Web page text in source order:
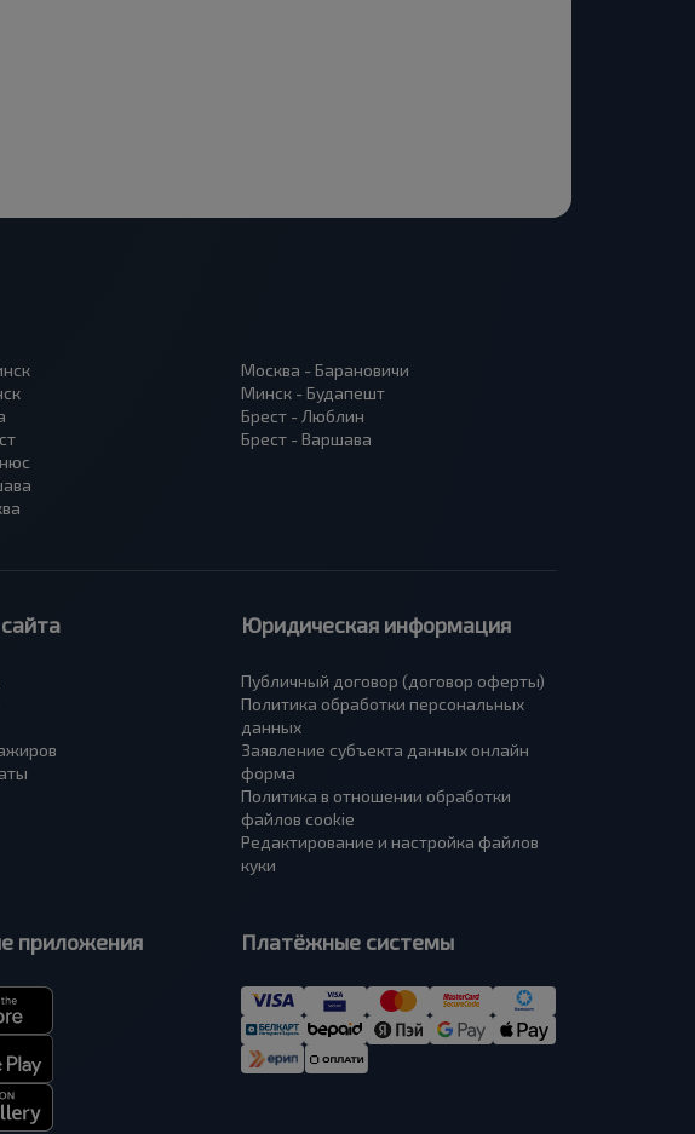
Москва - Барановичи
Минск - Будапешт
Брест - Люблин
Брест - Варшава
Юридическая информация
Публичный договор (договор оферты)
Политика обработки персональных
данных
Заявление субъекта данных онлайн
форма
Политика в отношении обработки
файлов cookie
Редактирование и настройка файлов
куки
приложения Платёжные системы